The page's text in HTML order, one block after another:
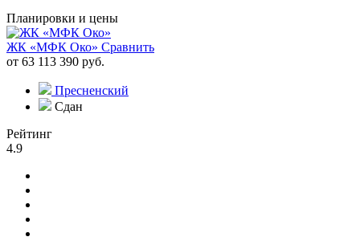
Планировки и цены
ЖК «МФК Око» Сравнить
от 63 113 390 руб.
Пресненский
Сдан
Рейтинг
4.9